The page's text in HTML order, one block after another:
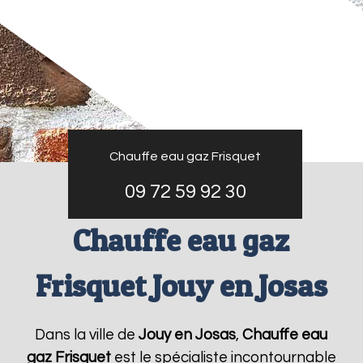
Chauffe eau gaz Frisquet
09 72 59 92 30
Chauffe eau gaz
Frisquet Jouy en Josas
Dans la ville deJouy en Josas,Chauffe eau
gaz Frisquetest le spécialiste incontournable